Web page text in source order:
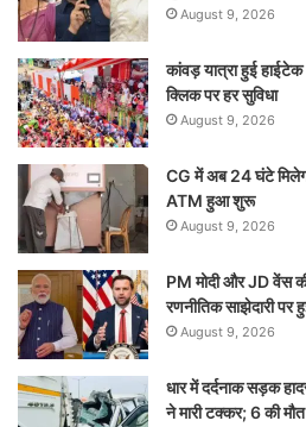
August 9, 2026
कांवड़ यात्रा हुई
क्लिक पर हर सुविधा
August 9, 2026
CG में अब 24 घंटे
ATM हुआ शुरू
August 9, 2026
PM मोदी और JD वेंस
रणनीतिक साझेदारी पर
August 9, 2026
धार में दर्दनाक सड़क
ने मारी टक्कर; 6 की मौत